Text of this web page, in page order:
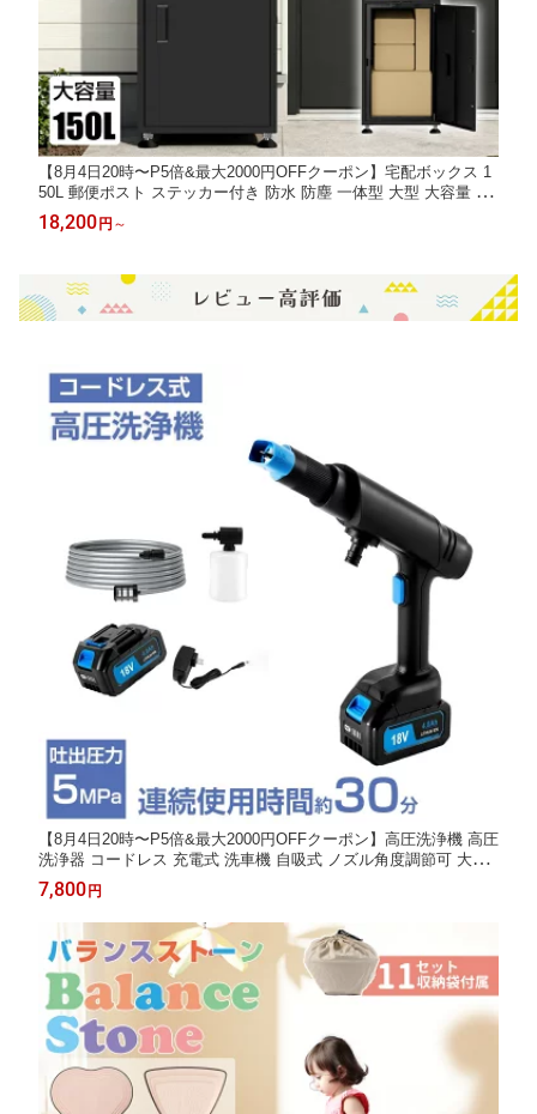
【8月4日20時〜P5倍&最大2000円OFFクーポン】宅配ボックス 1
50L 郵便ポスト ステッカー付き 防水 防塵 一体型 大型 大容量 置
き型 組み立て不要 盗難防止 鍵付き 3つの投函口 複数投函可能 荷
物受け 一戸建て用 屋外 北欧 宅配BOX 宅配ポスト 一年保証
18,200 円 ～
【8月4日20時〜P5倍&最大2000円OFFクーポン】高圧洗浄機 高圧
洗浄器 コードレス 充電式 洗車機 自吸式 ノズル角度調節可 大容
量バッテリー付き 2つのギアモード 強力水力噴射 ポータブル ハ
ンディ ウォッシャー 清掃工具 ベランダ 1年保証 日本語説明書
7,800円